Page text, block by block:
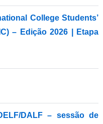
College Students’
– Edição 2026 | Etapa
DALF – sessão de